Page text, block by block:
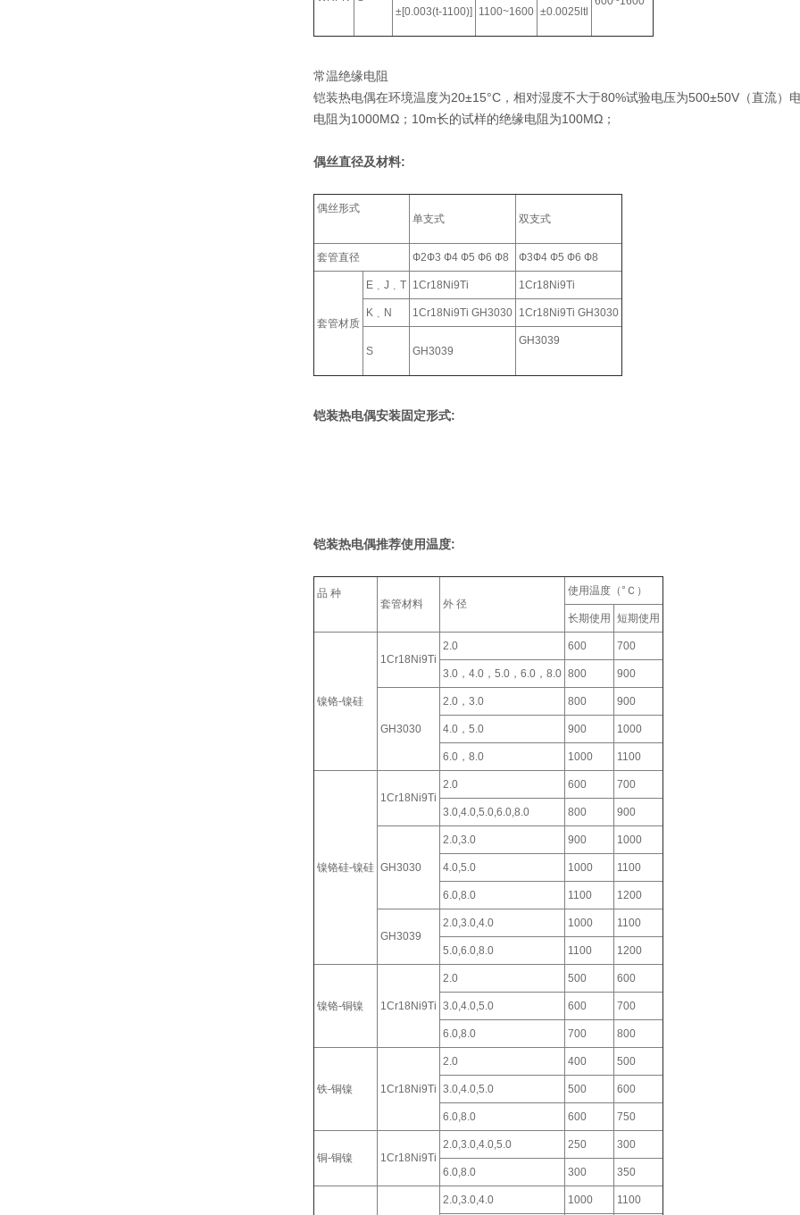
±[0.003(t-1100)] 1100~1600 ±0.0025ltl
常温绝缘电阻
铠装热电偶在环境温度为20±15°C，相对湿度不大于80%试验电压为500±50V（直流
电阻为1000MΩ；10m长的试样的绝缘电阻为100MΩ；
偶丝直径及材料:
偶丝形式
单支式
双支式
套管直径 Ф2Ф3 Ф4 Ф5 Ф6 Ф8 Ф3Ф4 Ф5 Ф6 Ф8
套管材质
E﹑J﹑T 1Cr18Ni9Ti 1Cr18Ni9Ti
K﹑N 1Cr18Ni9Ti GH3030 1Cr18Ni9Ti GH3030
S GH3039
GH3039
铠装热电偶安装固定形式:
铠装热电偶推荐使用温度:
品 种
套管材料
外 径
使用温度（°Ｃ）
长期使用 短期使用
镍铬-镍硅
1Cr18Ni9Ti
2.0 600 700
3.0，4.0，5.0，6.0，8.0 800 900
GH3030
2.0，3.0 800 900
4.0，5.0 900 1000
6.0，8.0 1000 1100
镍铬硅-镍硅
1Cr18Ni9Ti
2.0 600 700
3.0,4.0,5.0,6.0,8.0 800 900
GH3030
2.0,3.0 900 1000
4.0,5.0 1000 1100
6.0,8.0 1100 1200
GH3039
2.0,3.0,4.0 1000 1100
5.0,6.0,8.0 1100 1200
镍铬-铜镍 1Cr18Ni9Ti
2.0 500 600
3.0,4.0,5.0 600 700
6.0,8.0 700 800
铁-铜镍 1Cr18Ni9Ti
2.0 400 500
3.0,4.0,5.0 500 600
6.0,8.0 600 750
铜-铜镍 1Cr18Ni9Ti
2.0,3.0,4.0,5.0 250 300
6.0,8.0 300 350
2.0,3.0,4.0 1000 1100